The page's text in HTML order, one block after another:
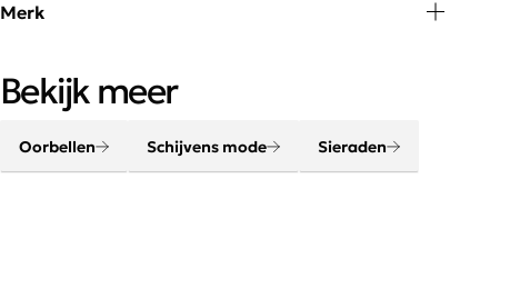
Merk
accessoires. Maak je look compleet met onze sjaals,
riemen, sieraden en tassen.
Bekijk meer
Oorbellen Schijvens mode Sieraden